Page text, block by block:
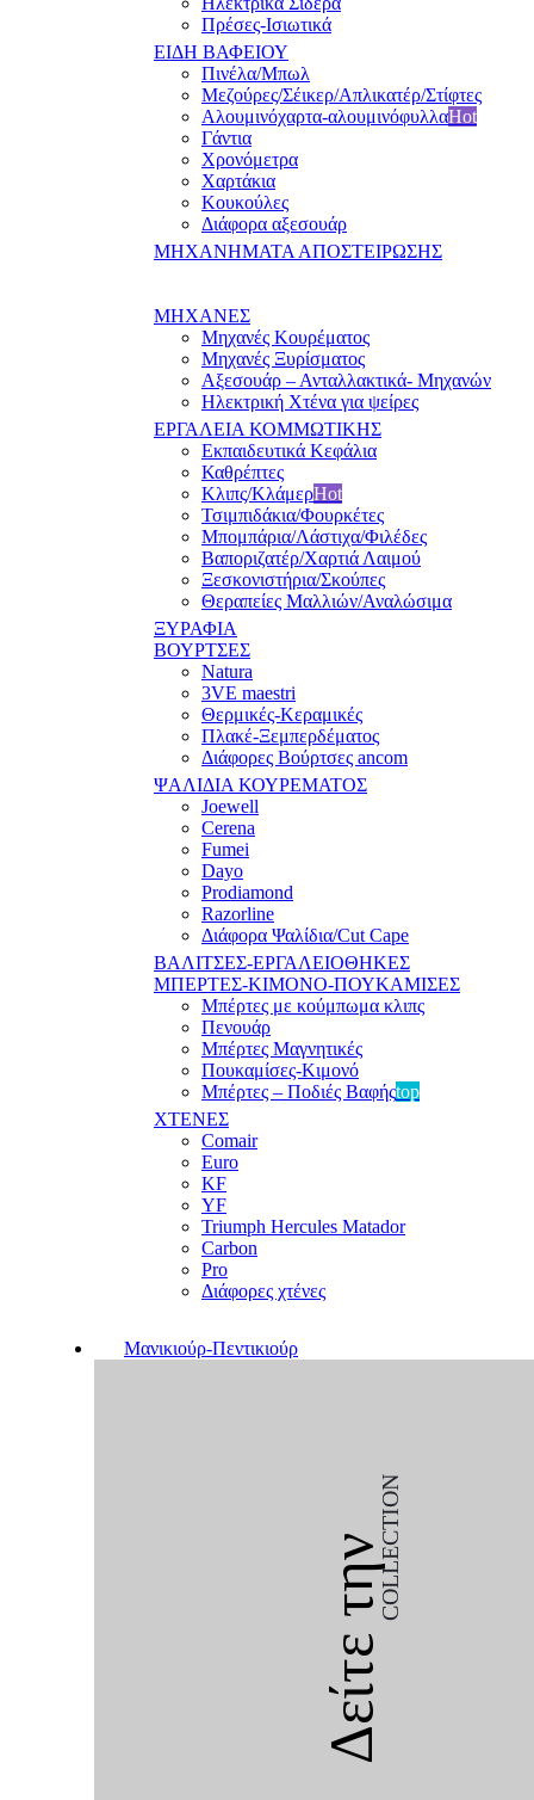
Πρέσες-Ισιωτικά
ΕΙΔΗ ΒΑΦΕΙΟΥ
Πινέλα/Μπωλ
Μεζούρες/Σέικερ/Απλικατέρ/Στίφτες
Αλουμινόχαρτα-αλουμινόφυλλαHot
Γάντια
Χρονόμετρα
Χαρτάκια
Κουκούλες
Διάφορα αξεσουάρ
ΜΗΧΑΝΗΜΑΤΑ ΑΠΟΣΤΕΙΡΩΣΗΣ
ΜΗΧΑΝΕΣ
Μηχανές Κουρέματος
Μηχανές Ξυρίσματος
Αξεσουάρ – Ανταλλακτικά- Μηχανών
Ηλεκτρική Χτένα για ψείρες
ΕΡΓΑΛΕΙΑ ΚΟΜΜΩΤΙΚΗΣ
Εκπαιδευτικά Κεφάλια
Καθρέπτες
Κλιπς/ΚλάμερHot
Τσιμπιδάκια/Φουρκέτες
Μπομπάρια/Λάστιχα/Φιλέδες
Βαποριζατέρ/Χαρτιά Λαιμού
Ξεσκονιστήρια/Σκούπες
Θεραπείες Μαλλιών/Αναλώσιμα
ΞΥΡΑΦΙΑ
ΒΟΥΡΤΣΕΣ
Natura
3VE maestri
Θερμικές-Κεραμικές
Πλακέ-Ξεμπερδέματος
Διάφορες Βούρτσες ancom
ΨΑΛΙΔΙΑ ΚΟΥΡΕΜΑΤΟΣ
Joewell
Cerena
Fumei
Dayo
Prodiamond
Razorline
Διάφορα Ψαλίδια/Cut Cape
ΒΑΛΙΤΣΕΣ-ΕΡΓΑΛΕΙΟΘΗΚΕΣ
ΜΠΕΡΤΕΣ-ΚΙΜΟΝΟ-ΠΟΥΚΑΜΙΣΕΣ
Μπέρτες με κούμπωμα κλιπς
Πενουάρ
Μπέρτες Μαγνητικές
Πουκαμίσες-Κιμονό
Μπέρτες – Ποδιές Βαφήςtop
ΧΤΕΝΕΣ
Comair
Euro
KF
YF
Triumph Hercules Matador
Carbon
Pro
Διάφορες χτένες
Μανικιούρ-Πεντικιούρ
Δείτε τηνCOLLECTION